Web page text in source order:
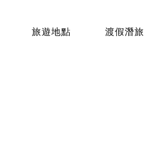
旅遊地點 渡假潛旅